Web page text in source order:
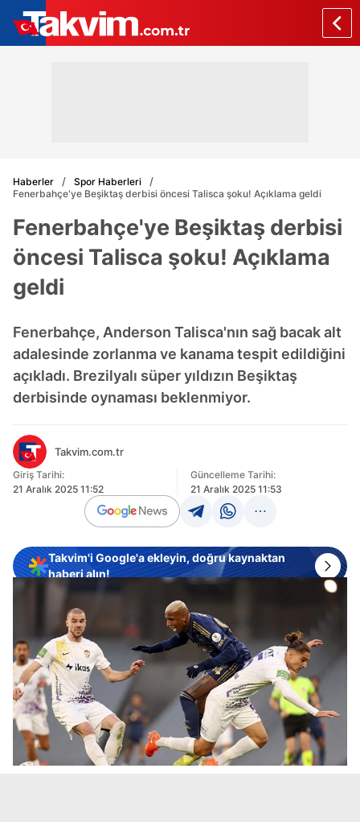
Haberler
Spor Haberleri
Fenerbahçe'ye Beşiktaş derbisi öncesi Talisca şoku! Açıklama geldi
Fenerbahçe'ye Beşiktaş derbisi
öncesi Talisca şoku! Açıklama
geldi
Fenerbahçe, Anderson Talisca'nın sağ bacak alt
adalesinde zorlanma ve kanama tespit edildiğini
açıkladı. Brezilyalı süper yıldızın Beşiktaş
derbisinde oynaması beklenmiyor.
Takvim.com.tr
Giriş Tarihi:
21 Aralık 2025 11:52
Güncelleme Tarihi:
21 Aralık 2025 11:53
Takvim'i Google'a ekleyin, doğru kaynaktan
haberi alın!